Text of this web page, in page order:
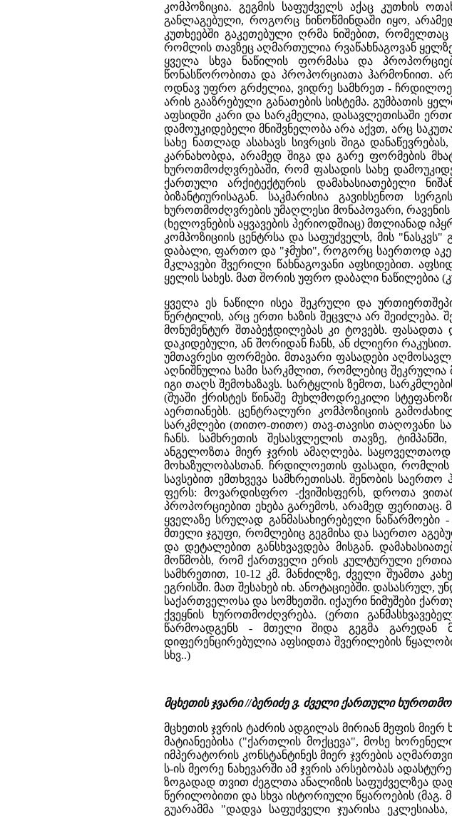
კომპოზიცია. გეგმის საფუძველს აქაც კუთხის
განლაგებული, როგორც ნინოწმინდაში იყო,
კუთხეებში გაკეთებული ღრმა ნიშებით, რომელთაც
რომლის თავზეც აღმართულია რვაწახნაგოვან
ყველა სხვა ნაწილის ფორმასა და
წონასწორობითა და პროპორციათა ჰარმონიით.
ოდნავ უფრო გრძელია, ვიდრე სამხრეთ -
არის გააზრებული განათების სისტემა. გუმბათის
აფსიდში კარი და სარკმელია, დასავლეთისაში
დამოუკიდებელი მნიშვნელობა არა აქვთ, არც
სახე ნათლად ასახავს სივრცის შიგა
კარნახობდა, არამედ შიგა და გარე ფორმების
ხუროთმოძღვრებაში, რომ ფასადის სახე
ქართული არქიტექტურის დამახასიათებელი
ბიზანტიურისაგან. საკმარისია გავიხსენოთ
ხუროთმოძღვრების უმაღლესი მონაპოვარი,
(ხელოვნების აყვავების პერიოდშიაც) მთლიანად
კომპოზიციის ცენტრსა და საფუძველს, მის "ნასკვს"
დაბალი, ფართო და "ჯმუხი", როგორც საერთოდ
მკლავები შვერილი წახნაგოვანი აფსიდებით.
ყელის სახეს. მათ შორის უფრო დაბალი ნაწილებია
ყველა ეს ნაწილი ისეა შეკრული და
წერტილის, არც ერთი ხაზის შეცვლა არ შეიძლება.
მონუმენტურ შთაბეჭდილებას კი ტოვებს. ფასადთა
დაკიდებული, ან შორიდან ჩანს, ან ძლიერი
უმთავრესი ფორმები. მთავარი ფასადები
აღნიშნულია სამი სარკმლით, რომლებიც
იგი თაღს შემოხაზავს. სარტყლის ზემოთ,
(შუაში ქრისტეს წინაშე მუხლმოდრეკილი
აერთიანებს. ცენტრალური კომპოზიციის
სარკმლები (თითო-თითო) თავ-თავისი თაღოვანი
ჩანს. სამხრეთის შესასვლელის თავზე,
ანგელოზთა მიერ ჯვრის ამაღლება.
მოხაზულობასთან. ჩრდილოეთის ფასადი, რომლის
სავსებით ემთხვევა სამხრეთისას. შენობის
ფერს: მოვარდისფრო -ქვიშისფერს, დროთა
პროპორციებით ეხება გარემოს, არამედ ფერითაც.
ყველაზე სრულად განმასახიერებელი
მთელი ჯგუფი, რომლებიც გეგმისა და საერთო
და დეტალებით განსხვავდება მისგან.
მოწმობს, რომ ქართველი ერის კულტურული
სამხრეთით, 10-12 კმ. მანძილზე, ძველი შუამთა
ეგრისში. მათ შესახებ იხ. ანოტაციებში.
საქართველოსა და სომხეთში. იქაური ნიმუშები
ქვეყნის ხუროთმოძღვრება. (ერთი
წარმოადგენს - მთელი შიდა გეგმა გარედან
დიფერენცირებულია აფსიდთა შვერილების
სხვ..)
მცხეთის ჯვარი //ბერიძე ვ. ძველი ქართული
მცხეთის ჯვრის ტაძრის ადგილას მირიან მეფის
მატიანეებისა ("ქართლის მოქცევა", მოსე
იმპერატორის კონსტანტინეს მიერ ჯვრების
ს-ის მეორე ნახევარში ამ ჯვრის არსებობას
ზოგადად თვით ძეგლთა ანალიზის საფუძველზეა
წერილობითი და სხვა ისტორიული წყაროების (მაგ.
გუარამმა "დადვა საფუძველი ჯუარისა